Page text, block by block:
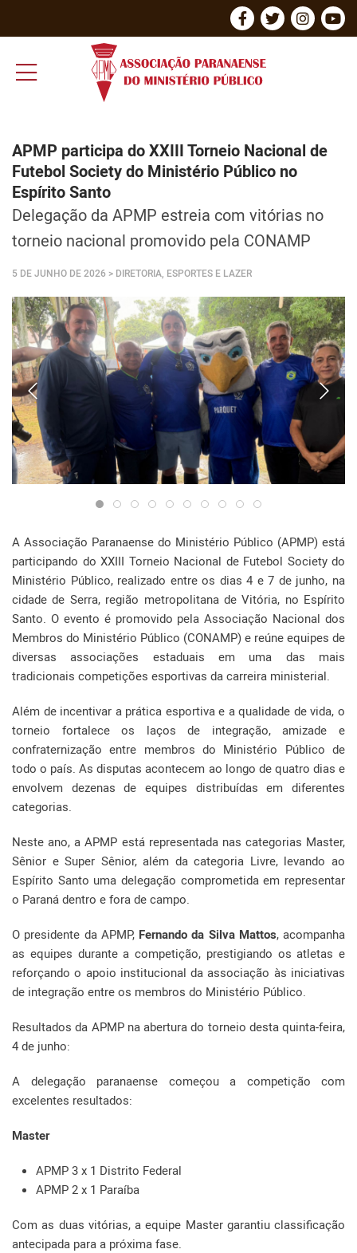
APMP participa do XXIII Torneio Nacional de
Futebol Society do Ministério Público no
Espírito Santo
Delegação da APMP estreia com vitórias no
torneio nacional promovido pela CONAMP
5 DE JUNHO DE 2026 > DIRETORIA, ESPORTES E LAZER
A Associação Paranaense do Ministério Público (APMP) está
participando do XXIII Torneio Nacional de Futebol Society do
Ministério Público, realizado entre os dias 4 e 7 de junho, na
cidade de Serra, região metropolitana de Vitória, no Espírito
Santo. O evento é promovido pela Associação Nacional dos
Membros do Ministério Público (CONAMP) e reúne equipes de
diversas associações estaduais em uma das mais
tradicionais competições esportivas da carreira ministerial.
Além de incentivar a prática esportiva e a qualidade de vida, o
torneio fortalece os laços de integração, amizade e
confraternização entre membros do Ministério Público de
todo o país. As disputas acontecem ao longo de quatro dias e
envolvem dezenas de equipes distribuídas em diferentes
categorias.
Neste ano, a APMP está representada nas categorias Master,
Sênior e Super Sênior, além da categoria Livre, levando ao
Espírito Santo uma delegação comprometida em representar
o Paraná dentro e fora de campo.
O presidente da APMP, Fernando da Silva Mattos, acompanha
as equipes durante a competição, prestigiando os atletas e
reforçando o apoio institucional da associação às iniciativas
de integração entre os membros do Ministério Público.
Resultados da APMP na abertura do torneio desta quinta-feira,
4 de junho:
A delegação paranaense começou a competição com
excelentes resultados:
Master
APMP 3 x 1 Distrito Federal
APMP 2 x 1 Paraíba
Com as duas vitórias, a equipe Master garantiu classificação
antecipada para a próxima fase.